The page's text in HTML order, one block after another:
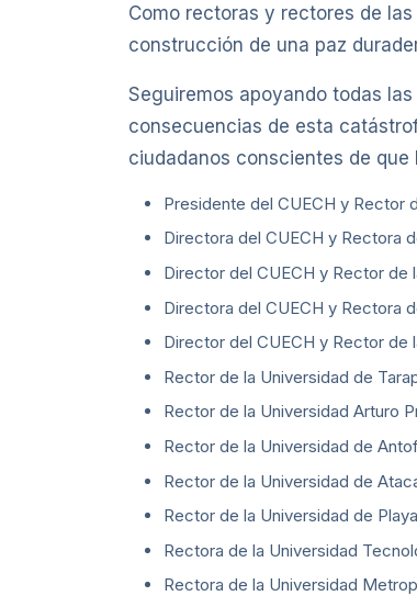
Como rectoras y rectores de
construcción de una paz
Seguiremos apoyando todas
consecuencias de esta
ciudadanos conscientes de
Presidente del CUECH y Rector
Directora del CUECH y Rectora
Director del CUECH y Rector de
Directora del CUECH y Rectora
Director del CUECH y Rector de
Rector de la Universidad de
Rector de la Universidad Arturo
Rector de la Universidad de
Rector de la Universidad de
Rector de la Universidad de
Rectora de la Universidad
Rectora de la Universidad